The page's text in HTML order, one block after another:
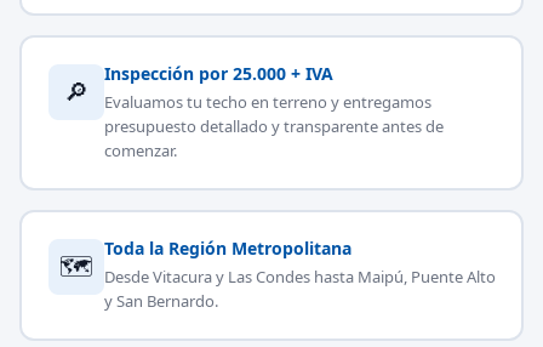
🔎
Inspección por 25.000 + IVA
Evaluamos tu techo en terreno y entregamos
presupuesto detallado y transparente antes de
comenzar.
🗺
Toda la Región Metropolitana
Desde Vitacura y Las Condes hasta Maipú, Puente Alto
y San Bernardo.